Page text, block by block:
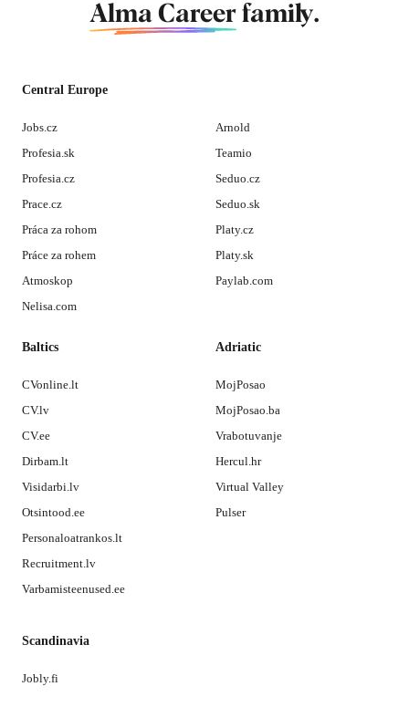
Alma Career family.
Central Europe
Jobs.cz
Profesia.sk
Profesia.cz
Prace.cz
Práca za rohom
Práce za rohem
Atmoskop
Nelisa.com
Arnold
Teamio
Seduo.cz
Seduo.sk
Platy.cz
Platy.sk
Paylab.com
Baltics
CVonline.lt
CV.lv
CV.ee
Dirbam.lt
Visidarbi.lv
Otsintood.ee
Personaloatrankos.lt
Recruitment.lv
Varbamisteenused.ee
Adriatic
MojPosao
MojPosao.ba
Vrabotuvanje
Hercul.hr
Virtual Valley
Pulser
Scandinavia
Jobly.fi